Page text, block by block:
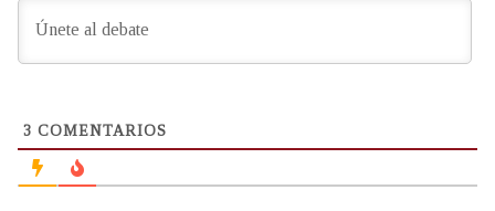
3 COMENTARIOS